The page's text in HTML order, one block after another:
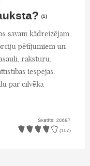
(1)
savam kādreizējam
pētījumiem un
raksturu,
iespējas.
par cilvēka
Skatīts: 20687
(117)